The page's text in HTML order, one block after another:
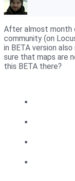
After almost month
community (on
in BETA version
sure that maps are
this BETA there?